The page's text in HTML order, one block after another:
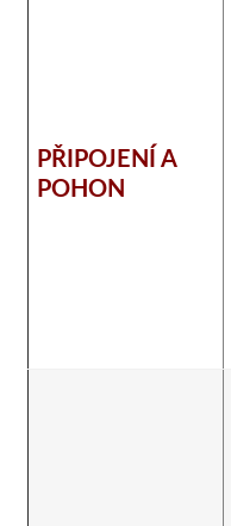
PŘIPOJENÍ A
POHON